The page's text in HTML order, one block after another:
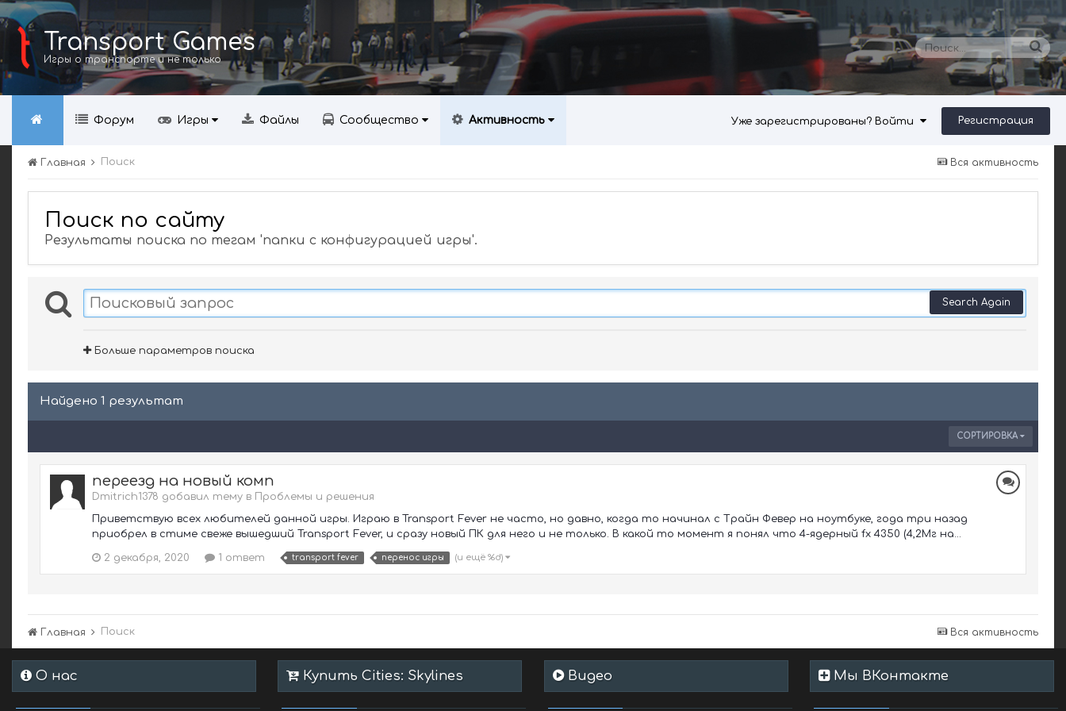
Transport Games
Игры о транспорте и не только
Уже зарегистрированы? Войти Регистрация
Форум Игры Файлы Сообщество Активность
Вся активность
Главная Поиск
Поиск по сайту
Результаты поиска по тегам 'папки с конфигурацией игры'.
Search Again
Больше параметров поиска
Найдено 1 результат
СОРТИРОВКА
переезд на новый комп
Dmitrich1378 добавил тему в
Проблемы и решения
Приветствую всех любителей данной игры. Играю в Transport Fever не часто, но давно, когда то начинал с Трайн Февер на ноутбуке, года три назад
приобрел в стиме свеже вышедший Transport Fever, и сразу новый ПК для него и не только. В какой то момент я понял что 4-ядерный fx 4350 (4,2Мг на...
2 декабря, 2020 1 ответ transport fever перенос игры (и ещё %d)
Вся активность
Главная Поиск
О нас Купить Cities: Skylines Видео Мы ВКонтакте